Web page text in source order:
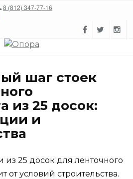
8 (812) 347-77-16
шаг стоек
из 25 досок:
и
из 25 досок для ленточного
от условий строительства.